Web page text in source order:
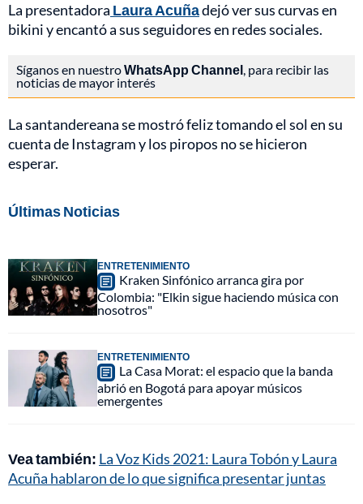
La presentadora Laura Acuñadejó ver sus curvas en
bikini y encantó a sus seguidores en redes sociales.
Síganos en nuestroWhatsApp Channel, para recibir las
noticias de mayor interés
La santandereana se mostró feliz tomando el sol en su
cuenta de Instagram y los piropos no se hicieron
esperar.
Últimas Noticias
ENTRETENIMIENTO
Kraken Sinfónico arranca gira por
Colombia: "Elkin sigue haciendo música con
nosotros"
ENTRETENIMIENTO
La Casa Morat: el espacio que la banda
abrió en Bogotá para apoyar músicos
emergentes
Vea también: La Voz Kids 2021: Laura Tobón y Laura
Acuña hablaron de lo que significa presentar juntas